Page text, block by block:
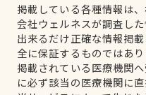
掲載している各種情報は
会社ウェルネスが調査し
出来るだけ正確な情報掲
全に保証するものではあり
掲載されている医療機関
に必ず該当の医療機関に直